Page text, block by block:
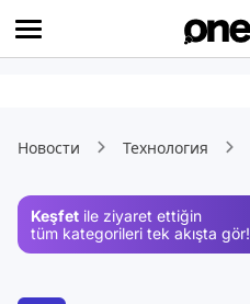
Новости Технология
Keşfet ile ziyaret ettiğin
tüm kategorileri tek akışta gör!